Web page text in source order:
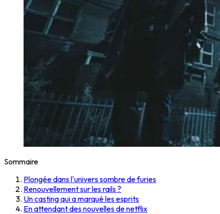
Sommaire
Plongée dans l'univers sombre de furies
Renouvellement sur les rails ?
Un casting qui a marqué les esprits
En attendant des nouvelles de netflix